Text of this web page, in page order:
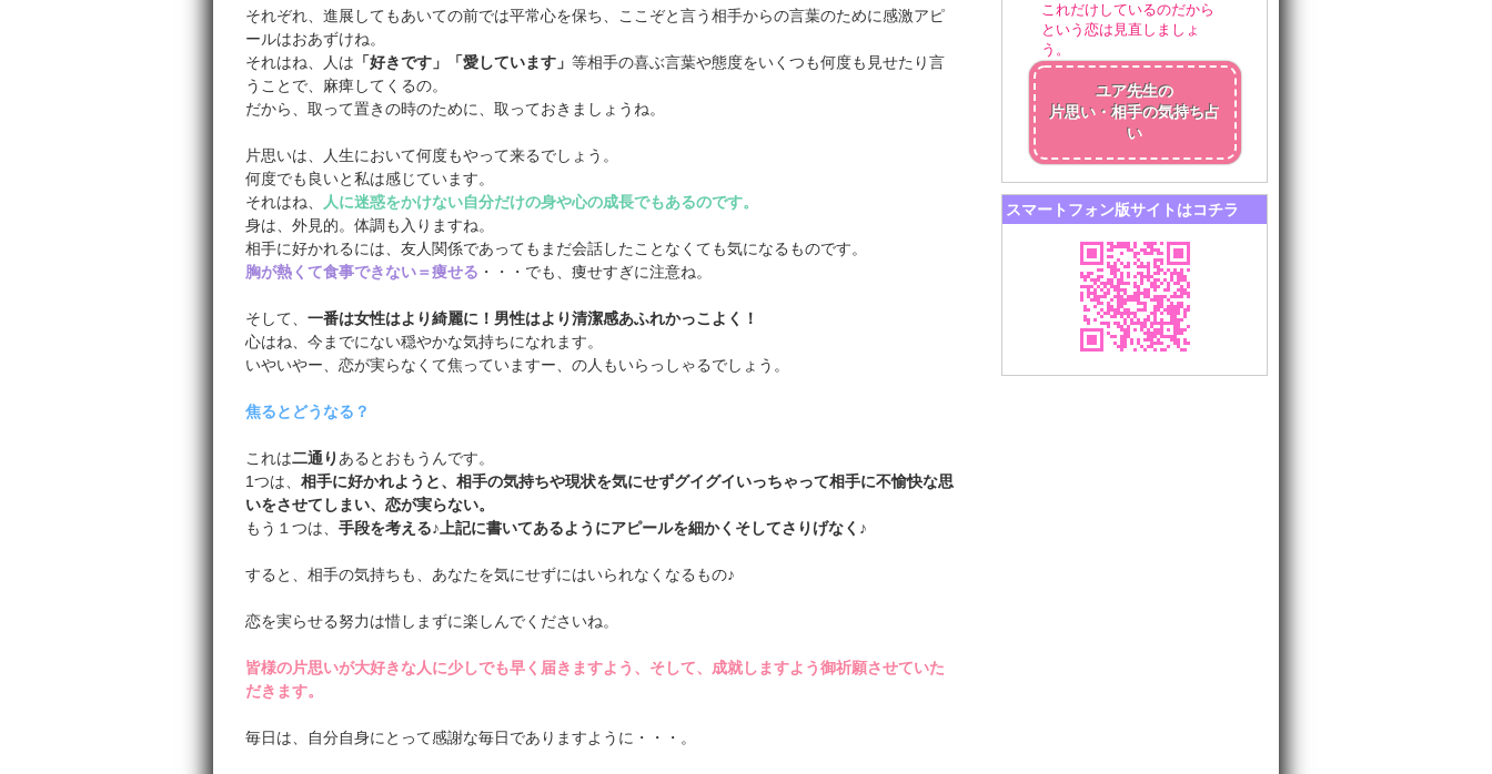
それぞれ、進展してもあいての前では平常心を保ち、ここぞと言う相手からの言葉のために感激アピ
ールはおあずけね。
それはね、人は 「好きです」「愛しています」等相手の喜ぶ言葉や態度をいくつも何度も見せたり言
うことで、麻痺してくるの。
だから、取って置きの時のために、取っておきましょうね。
片思いは、人生において何度もやって来るでしょう。
何度でも良いと私は感じています。
それはね、
人に迷惑をかけない自分だけの身や心の成長でもあるのです。
身は、外見的。体調も入りますね。
相手に好かれるには、友人関係であってもまだ会話したことなくても気になるものです。
胸が熱くて食事できない＝痩せる ・・・でも、痩せすぎに注意ね。
そして、一番は女性はより綺麗に！男性はより清潔感あふれかっこよく！
心はね、今までにない穏やかな気持ちになれます。
いやいやー、恋が実らなくて焦っていますー、の人もいらっしゃるでしょう。
焦るとどうなる？
これは二通り あるとおもうんです。
1つは、相手に好かれようと、相手の気持ちや現状を気にせずグイグイいっちゃって相手に不愉快な思
いをさせてしまい、恋が実らない。
もう１つは、手段を考える♪上記に書いてあるようにアピールを細かくそしてさりげなく♪
すると、相手の気持ちも、あなたを気にせずにはいられなくなるもの♪
恋を実らせる努力は惜しまずに楽しんでくださいね。
皆様の片思いが大好きな人に少しでも早く届きますよう、そして、成就しますよう御祈願させていた
だきます。
毎日は、自分自身にとって感謝な毎日でありますように・・・。
これだけしているのだから
という恋は見直しましょ
う。
ユア先生の
片思い・相手の気持ち占
い
スマートフォン版サイトはコチラ